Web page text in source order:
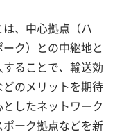
、中心拠点（ハ
ク）との中継地と
ることで、輸送効
のメリットを期待
したネットワーク
ーク拠点などを新